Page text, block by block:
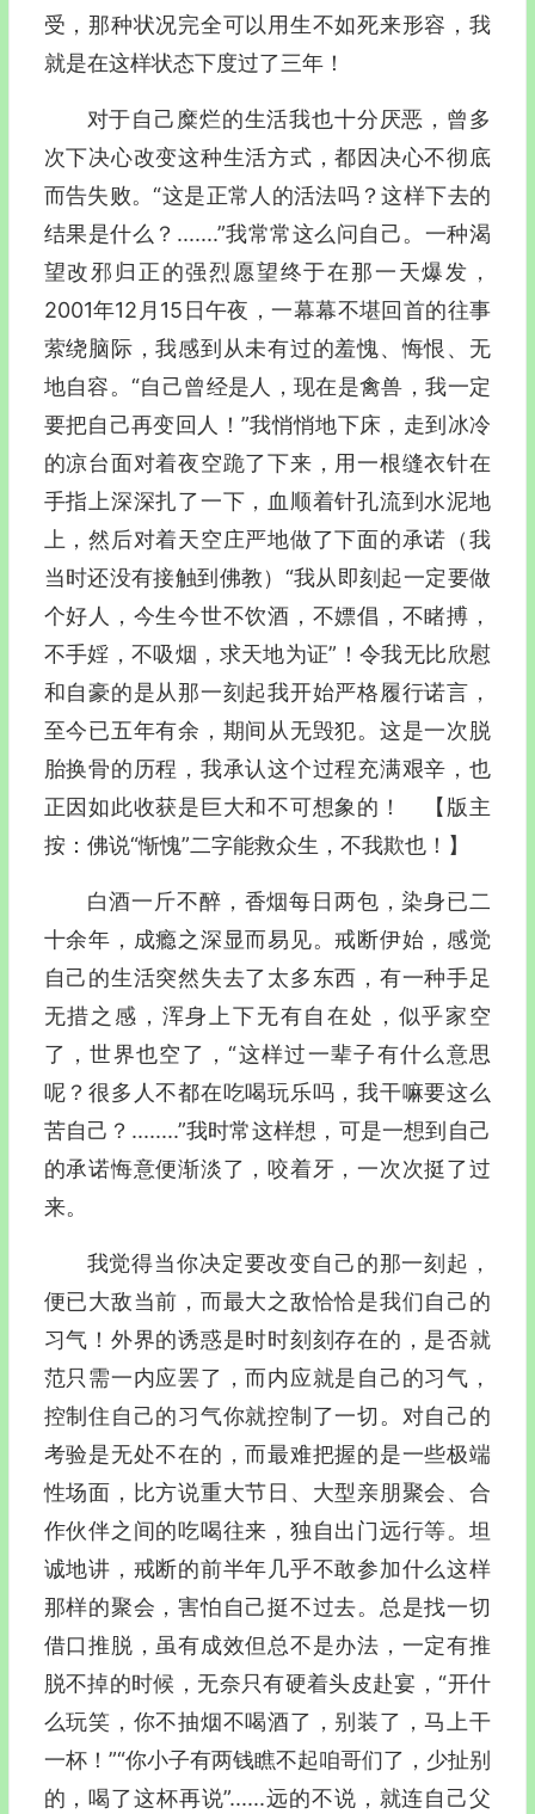
受，那种状况完全可以用生不如死来形容，我
就是在这样状态下度过了三年！
对于自己糜烂的生活我也十分厌恶，曾多
次下决心改变这种生活方式，都因决心不彻底
而告失败。“这是正常人的活法吗？这样下去的
结果是什么？.......”我常常这么问自己。一种渴
望改邪归正的强烈愿望终于在那一天爆发，
2001年12月15日午夜，一幕幕不堪回首的往事
萦绕脑际，我感到从未有过的羞愧、悔恨、无
地自容。“自己曾经是人，现在是禽兽，我一定
要把自己再变回人！”我悄悄地下床，走到冰冷
的凉台面对着夜空跪了下来，用一根缝衣针在
手指上深深扎了一下，血顺着针孔流到水泥地
上，然后对着天空庄严地做了下面的承诺（我
当时还没有接触到佛教）“我从即刻起一定要做
个好人，今生今世不饮酒，不嫖倡，不睹搏，
不手婬，不吸烟，求天地为证”！令我无比欣慰
和自豪的是从那一刻起我开始严格履行诺言，
至今已五年有余，期间从无毁犯。这是一次脱
胎换骨的历程，我承认这个过程充满艰辛，也
正因如此收获是巨大和不可想象的！ 【版主
按：佛说“惭愧”二字能救众生，不我欺也！】
白酒一斤不醉，香烟每日两包，染身已二
十余年，成瘾之深显而易见。戒断伊始，感觉
自己的生活突然失去了太多东西，有一种手足
无措之感，浑身上下无有自在处，似乎家空
了，世界也空了，“这样过一辈子有什么意思
呢？很多人不都在吃喝玩乐吗，我干嘛要这么
苦自己？........”我时常这样想，可是一想到自己
的承诺悔意便渐淡了，咬着牙，一次次挺了过
来。
我觉得当你决定要改变自己的那一刻起，
便已大敌当前，而最大之敌恰恰是我们自己的
习气！外界的诱惑是时时刻刻存在的，是否就
范只需一内应罢了，而内应就是自己的习气，
控制住自己的习气你就控制了一切。对自己的
考验是无处不在的，而最难把握的是一些极端
性场面，比方说重大节日、大型亲朋聚会、合
作伙伴之间的吃喝往来，独自出门远行等。坦
诚地讲，戒断的前半年几乎不敢参加什么这样
那样的聚会，害怕自己挺不过去。总是找一切
借口推脱，虽有成效但总不是办法，一定有推
脱不掉的时候，无奈只有硬着头皮赴宴，“开什
么玩笑，你不抽烟不喝酒了，别装了，马上干
一杯！”“你小子有两钱瞧不起咱哥们了，少扯别
的，喝了这杯再说”......远的不说，就连自己父